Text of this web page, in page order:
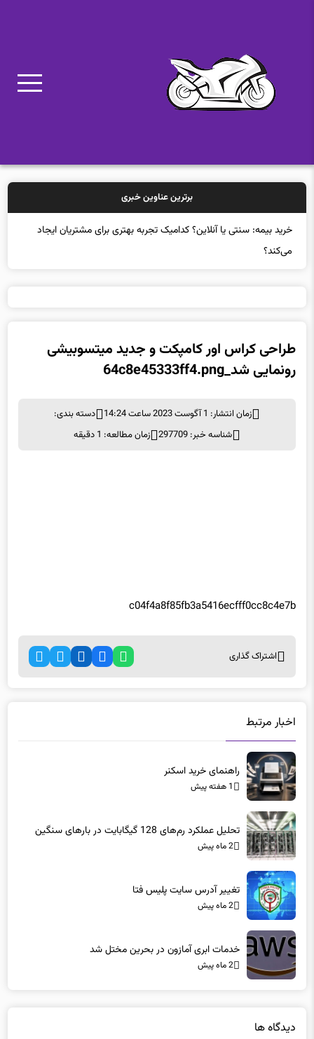
برترین عناوین خبری
خرید بیمه: سنتی یا آنلاین؟ کدامیک تجربه بهتری برای مشتریان ایجاد
می‌کند؟
طراحی کراس اور کامپکت و جدید میتسوبیشی
رونمایی شد_64c8e45333ff4.png
زمان انتشار: 1 آگوست 2023 ساعت 14:24
دسته بندی:
شناسه خبر: 297709
زمان مطالعه: 1 دقیقه
c04f4a8f85fb3a5416ecfff0cc8c4e7b
اشتراک گذاری
اخبار مرتبط
راهنمای خرید اسکنر
1 هفته پیش
تحلیل عملکرد رم‌های 128 گیگابایت در بارهای سنگین
2 ماه پیش
تغییر آدرس سایت پلیس فتا
2 ماه پیش
خدمات ابری آمازون در بحرین مختل شد
2 ماه پیش
دیدگاه ها